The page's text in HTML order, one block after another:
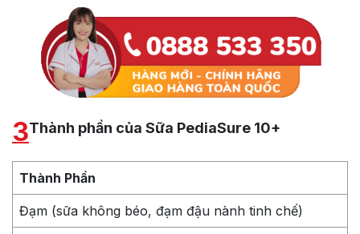
3Thành phần của Sữa PediaSure 10+
Thành Phần
Đạm (sữa không béo, đạm đậu nành tinh chế)